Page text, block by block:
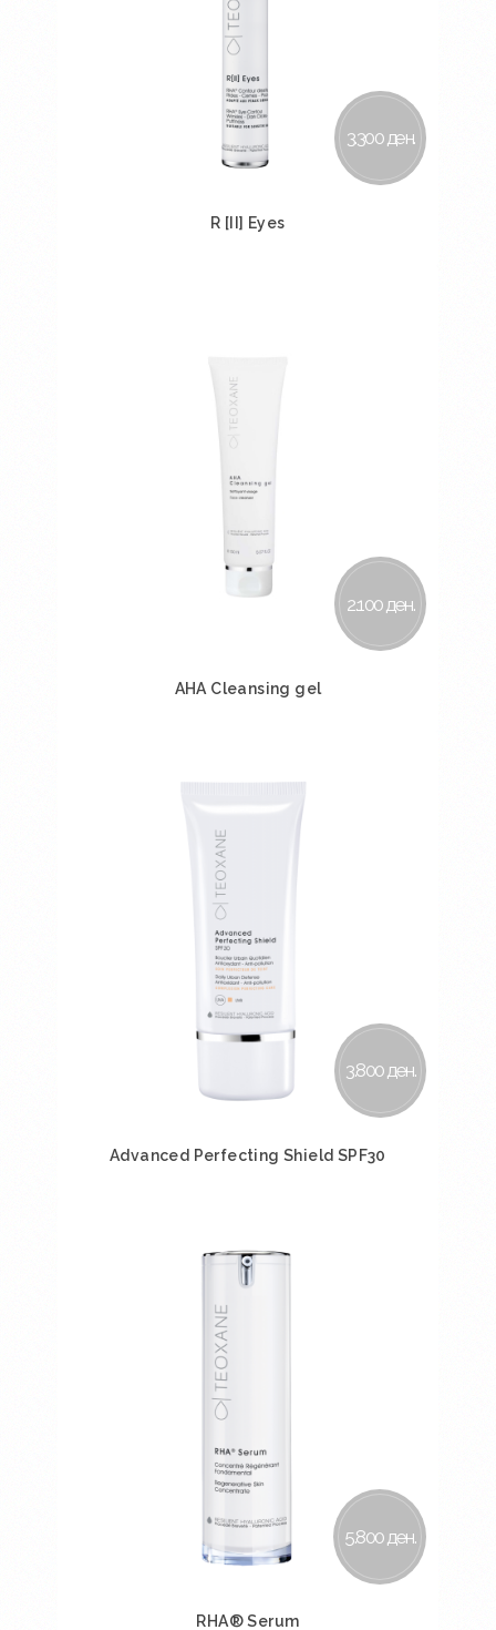
3.300 ден.
R [II] Eyes
2.100 ден.
AHA Cleansing gel
3.800 ден.
Advanced Perfecting Shield SPF30
5.800 ден.
RHA® Serum